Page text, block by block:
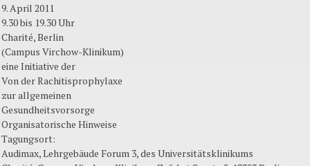
9. April 2011
9.30 bis 19.30 Uhr
Charité, Berlin
(Campus Virchow-Klinikum)
eine Initiative der
Von der Rachitisprophylaxe
zur allgemeinen
Gesundheitsvorsorge
Organisatorische Hinweise
Tagungsort:
Audimax, Lehrgebäude Forum 3, des Universitätsklinikums